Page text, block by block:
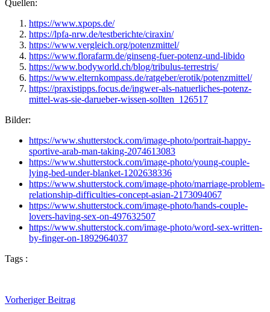
Quellen:
https://www.xpops.de/
https://lpfa-nrw.de/testberichte/ciraxin/
https://www.vergleich.org/potenzmittel/
https://www.florafarm.de/ginseng-fuer-potenz-und-libido
https://www.bodyworld.ch/blog/tribulus-terrestris/
https://www.elternkompass.de/ratgeber/erotik/potenzmittel/
https://praxistipps.focus.de/ingwer-als-natuerliches-potenz-
mittel-was-sie-darueber-wissen-sollten_126517
Bilder:
https://www.shutterstock.com/image-photo/portrait-happy-
sportive-arab-man-taking-2074613083
https://www.shutterstock.com/image-photo/young-couple-
lying-bed-under-blanket-1202638336
https://www.shutterstock.com/image-photo/marriage-problem-
relationship-difficulties-concept-asian-2173094067
https://www.shutterstock.com/image-photo/hands-couple-
lovers-having-sex-on-497632507
https://www.shutterstock.com/image-photo/word-sex-written-
by-finger-on-1892964037
Tags :
Vorheriger Beitrag